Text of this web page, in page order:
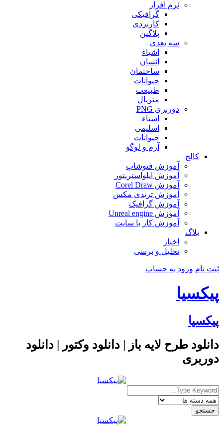
نرم افزار
گرافیکی
کاربردی
پلاگین
سه بعدی
اشیاء
انسان
ساختمان
حیوانات
طبیعت
متریال
دوربری PNG
اشیاء
اسلیمی
حیوانات
آرم و لوگو
کالج
آموزش فتوشاپ
آموزش ایلواستریتور
آموزش Corel Draw
آموزش تریدی مکس
آموزش گرافیک
آموزش Unreal engine
آموزش کار با سایت
بلاگ
اخبار
تحلیل و برسی
ثبت نام ورود به حساب
پیکسیا
پیکسیا
دانلود طرح لایه باز | دانلود وکتور | دانلود
دوربری